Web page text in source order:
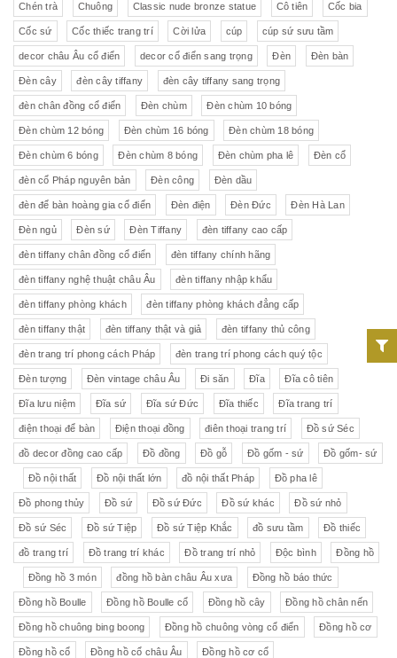
Chén trà Chuông Classic nude bronze statue Cô tiên Cốc bia
Cốc sứ Cốc thiếc trang trí Cời lửa cúp cúp sứ sưu tầm
decor châu Âu cổ điển decor cổ điển sang trọng Đèn Đèn bàn
Đèn cây đèn cây tiffany đèn cây tiffany sang trọng
đèn chân đồng cổ điển Đèn chùm Đèn chùm 10 bóng
Đèn chùm 12 bóng Đèn chùm 16 bóng Đèn chùm 18 bóng
Đèn chùm 6 bóng Đèn chùm 8 bóng Đèn chùm pha lê Đèn cổ
đèn cổ Pháp nguyên bản Đèn công Đèn dầu
đèn để bàn hoàng gia cổ điển Đèn điện Đèn Đức Đèn Hà Lan
Đèn ngủ Đèn sứ Đèn Tiffany đèn tiffany cao cấp
đèn tiffany chân đồng cổ điển đèn tiffany chính hãng
đèn tiffany nghệ thuật châu Âu đèn tiffany nhập khẩu
đèn tiffany phòng khách đèn tiffany phòng khách đẳng cấp
đèn tiffany thật đèn tiffany thật và giả đèn tiffany thủ công
đèn trang trí phong cách Pháp đèn trang trí phong cách quý tộc
Đèn tượng Đèn vintage châu Âu Đi săn Đĩa Đĩa cô tiên
Đĩa lưu niệm Đĩa sứ Đĩa sứ Đức Đĩa thiếc Đĩa trang trí
điện thoại để bàn Điện thoại đồng điên thoại trang trí Đồ sứ Séc
đồ decor đồng cao cấp Đồ đồng Đồ gỗ Đồ gốm - sứ Đồ gốm- sứ
Đồ nội thất Đồ nội thất lớn đồ nội thất Pháp Đồ pha lê
Đồ phong thủy Đồ sứ Đồ sứ Đức Đồ sứ khác Đồ sứ nhỏ
Đồ sứ Séc Đồ sứ Tiệp Đồ sứ Tiệp Khắc đồ sưu tầm Đồ thiếc
đồ trang trí Đồ trang trí khác Đồ trang trí nhỏ Độc bình Đồng hồ
Đồng hồ 3 món đồng hồ bàn châu Âu xưa Đồng hồ báo thức
Đồng hồ Boulle Đồng hồ Boulle cổ Đồng hồ cây Đồng hồ chân nến
Đồng hồ chuông bing boong Đồng hồ chuông vòng cổ điển Đồng hồ cơ
Đồng hồ cổ Đồng hồ cổ châu Âu Đồng hồ cơ cổ